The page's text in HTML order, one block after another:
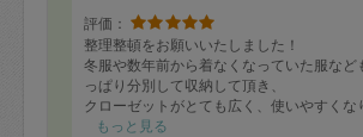
通過して、来客時に目につかない寝室へと
き、なんと寝室が段ボールや紙袋で埋め尽
ったのです。
出来れば家族以外に見せたくないような惨
たが、もう、隠していても仕方がない・・
もはや一人で片づけられるはずがない。
評価：
整理整頓をお願いいたしました！
冬服や数年前から着なくなっていた服など
っぱり分別して収納して頂き、
クローゼットがとても広く、使いやすくな
ソファーの上も物が散らかって、座れる状
もっと見る